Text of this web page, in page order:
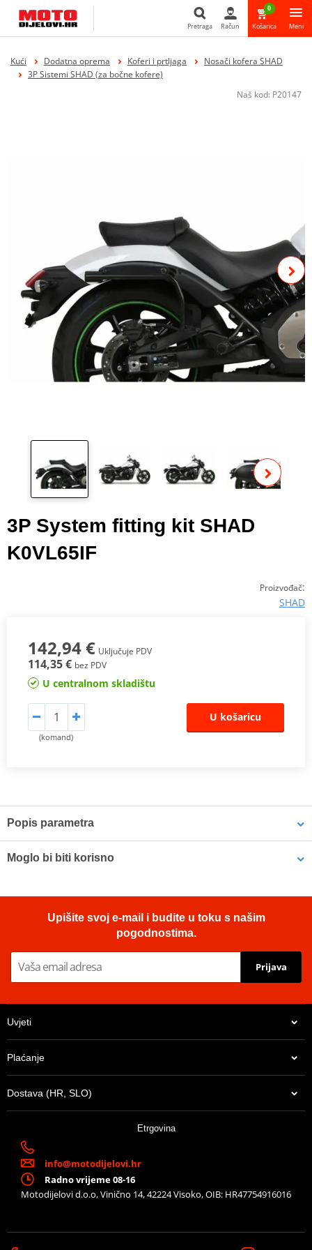
Pretraga
Pretraga Račun
0
Košarica Meni
Kući Dodatna oprema Koferi i prtljaga
Nosači kofera SHAD
3P Sistemi SHAD (za bočne kofere)
Naš kod: P20147
3P System fitting kit SHAD
K0VL65IF
Proizvođač:
SHAD
142,94 € Uključuje PDV
114,35 € bez PDV
U centralnom skladištu
(komand)
U košaricu
Popis parametra
Systemfeatures are:
· Lightness: Less weight to cause nearly no change in the bike’s
center of gravity, hence improving safety.
· Easy to assemble.
ATTENTION: Not compatible with TR40, TR36 & TR47.
Moglo bi biti korisno
U centralnom skladištu
Upišite svoj e-mail i budite u toku s našim
pogodnostima.
Prijava
Uvjeti
Plaćanje
Dostava (HR, SLO)
Etrgovina
info@motodijelovi.hr
Radno vrijeme 08-16
Motodijelovi d.o.o, Vinično 14, 42224 Visoko, OIB: HR47754916016